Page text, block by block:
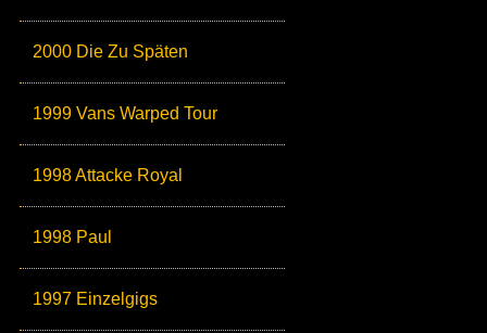
2000 Die Zu Späten
1999 Vans Warped Tour
1998 Attacke Royal
1998 Paul
1997 Einzelgigs